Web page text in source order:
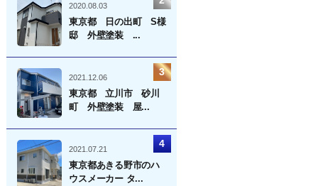
2020.08.03
東京都 日の出町 S様
邸 外壁塗装 ...
2021.12.06
東京都 立川市 砂川
町 外壁塗装 屋...
2021.07.21
東京都あきる野市のハ
ウスメーカー タ...